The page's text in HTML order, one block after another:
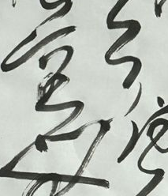
栏目 片库 热播榜